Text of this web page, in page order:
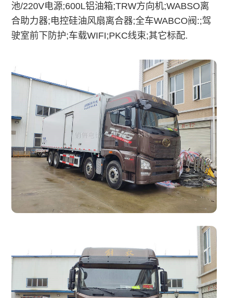
池/220V电源;600L铝油箱;TRW方向机;WABSO离
合助力器;电控硅油风扇离合器;全车WABCO阀:;驾
驶室前下防护;车载WIFI;PKC线束;其它标配.